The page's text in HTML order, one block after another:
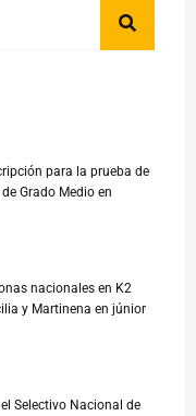
para la prueba de
Grado Medio en
nacionales en K2
y Martinena en júnior
Selectivo Nacional de